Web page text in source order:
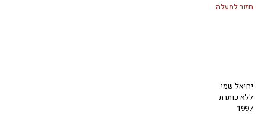
חזור למעלה
יחיאל שמי
ללא כותרת
1997